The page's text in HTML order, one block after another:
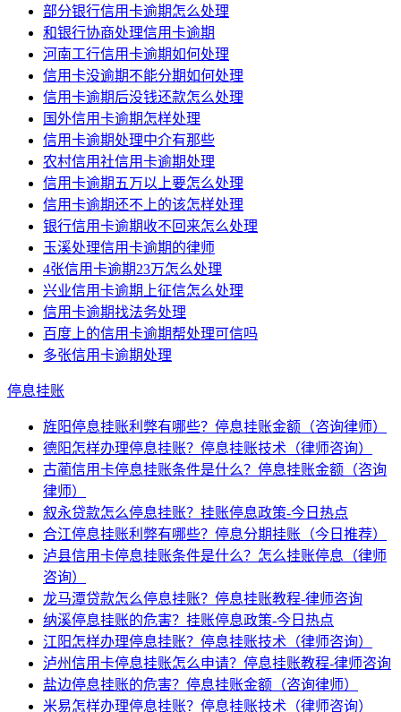
部分银行信用卡逾期怎么处理
和银行协商处理信用卡逾期
河南工行信用卡逾期如何处理
信用卡没逾期不能分期如何处理
信用卡逾期后没钱还款怎么处理
国外信用卡逾期怎样处理
信用卡逾期处理中介有那些
农村信用社信用卡逾期处理
信用卡逾期五万以上要怎么处理
信用卡逾期还不上的该怎样处理
银行信用卡逾期收不回来怎么处理
玉溪处理信用卡逾期的律师
4张信用卡逾期23万怎么处理
兴业信用卡逾期上征信怎么处理
信用卡逾期找法务处理
百度上的信用卡逾期帮处理可信吗
多张信用卡逾期处理
停息挂账
旌阳停息挂账利弊有哪些？停息挂账金额（咨询律师）
德阳怎样办理停息挂账？停息挂账技术（律师咨询）
古蔺信用卡停息挂账条件是什么？停息挂账金额（咨询
律师）
叙永贷款怎么停息挂账？挂账停息政策-今日热点
合江停息挂账利弊有哪些？停息分期挂账（今日推荐）
泸县信用卡停息挂账条件是什么？怎么挂账停息（律师
咨询）
龙马潭贷款怎么停息挂账？停息挂账教程-律师咨询
纳溪停息挂账的危害？挂账停息政策-今日热点
江阳怎样办理停息挂账？停息挂账技术（律师咨询）
泸州信用卡停息挂账怎么申请？停息挂账教程-律师咨询
盐边停息挂账的危害？停息挂账金额（咨询律师）
米易怎样办理停息挂账？停息挂账技术（律师咨询）